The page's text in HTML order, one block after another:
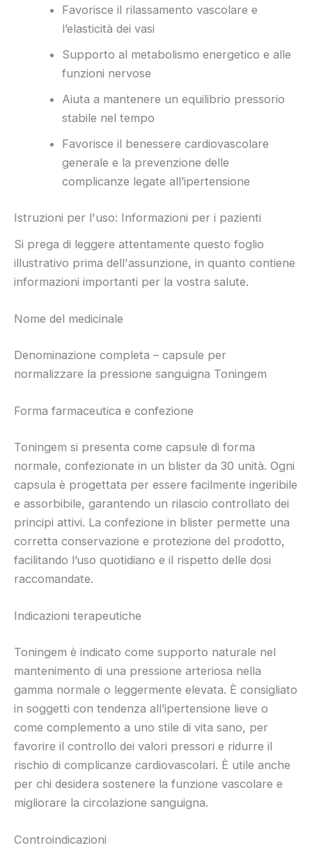
Favorisce il rilassamento vascolare e
l’elasticità dei vasi
Supporto al metabolismo energetico e alle
funzioni nervose
Aiuta a mantenere un equilibrio pressorio
stabile nel tempo
Favorisce il benessere cardiovascolare
generale e la prevenzione delle
complicanze legate all’ipertensione
Istruzioni per l'uso: Informazioni per i pazienti
Si prega di leggere attentamente questo foglio
illustrativo prima dell'assunzione, in quanto contiene
informazioni importanti per la vostra salute.
Nome del medicinale
Denominazione completa – capsule per
normalizzare la pressione sanguigna Toningem
Forma farmaceutica e confezione
Toningem si presenta come capsule di forma
normale, confezionate in un blister da 30 unità. Ogni
capsula è progettata per essere facilmente ingeribile
e assorbibile, garantendo un rilascio controllato dei
principi attivi. La confezione in blister permette una
corretta conservazione e protezione del prodotto,
facilitando l’uso quotidiano e il rispetto delle dosi
raccomandate.
Indicazioni terapeutiche
Toningem è indicato come supporto naturale nel
mantenimento di una pressione arteriosa nella
gamma normale o leggermente elevata. È consigliato
in soggetti con tendenza all’ipertensione lieve o
come complemento a uno stile di vita sano, per
favorire il controllo dei valori pressori e ridurre il
rischio di complicanze cardiovascolari. È utile anche
per chi desidera sostenere la funzione vascolare e
migliorare la circolazione sanguigna.
Controindicazioni